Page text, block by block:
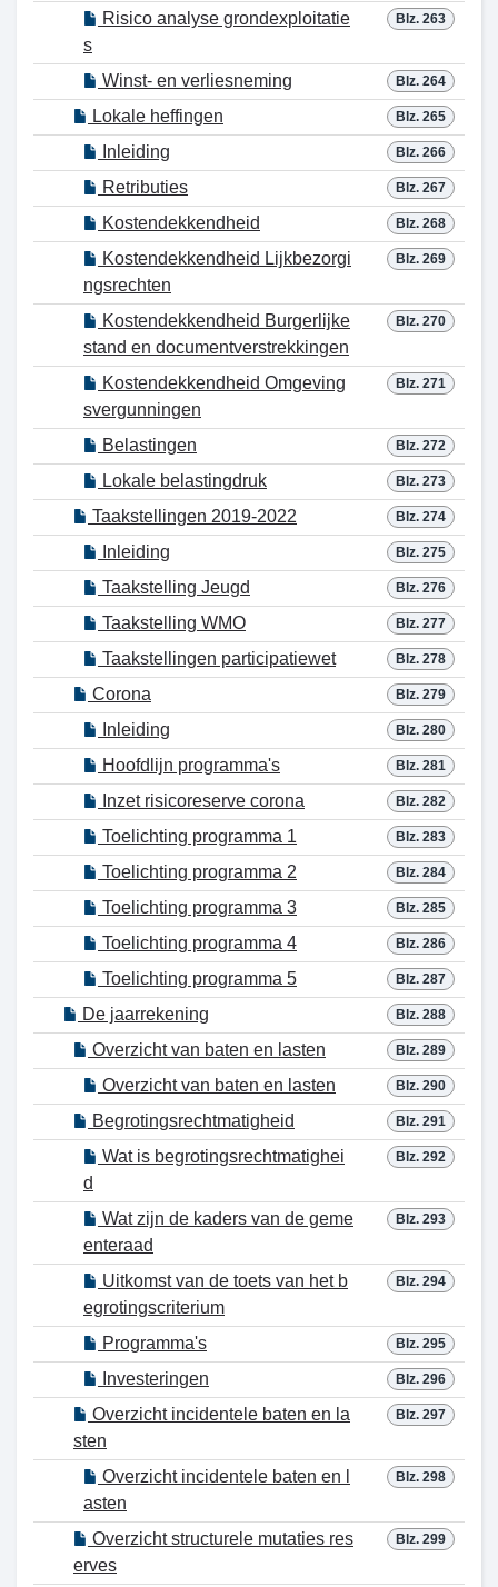
Blz. 263
Risico analyse grondexploitatie
s
Blz. 264
Winst- en verliesneming
Blz. 265
Lokale heffingen
Blz. 266
Inleiding
Blz. 267
Retributies
Blz. 268
Kostendekkendheid
Blz. 269
Kostendekkendheid Lijkbezorgi
ngsrechten
Blz. 270
Kostendekkendheid Burgerlijke
stand en documentverstrekkingen
Blz. 271
Kostendekkendheid Omgeving
svergunningen
Blz. 272
Belastingen
Blz. 273
Lokale belastingdruk
Blz. 274
Taakstellingen 2019-2022
Blz. 275
Inleiding
Blz. 276
Taakstelling Jeugd
Blz. 277
Taakstelling WMO
Blz. 278
Taakstellingen participatiewet
Blz. 279
Corona
Blz. 280
Inleiding
Blz. 281
Hoofdlijn programma's
Blz. 282
Inzet risicoreserve corona
Blz. 283
Toelichting programma 1
Blz. 284
Toelichting programma 2
Blz. 285
Toelichting programma 3
Blz. 286
Toelichting programma 4
Blz. 287
Toelichting programma 5
Blz. 288
De jaarrekening
Blz. 289
Overzicht van baten en lasten
Blz. 290
Overzicht van baten en lasten
Blz. 291
Begrotingsrechtmatigheid
Blz. 292
Wat is begrotingsrechtmatighei
d
Blz. 293
Wat zijn de kaders van de geme
enteraad
Blz. 294
Uitkomst van de toets van het b
egrotingscriterium
Blz. 295
Programma's
Blz. 296
Investeringen
Blz. 297
Overzicht incidentele baten en la
sten
Blz. 298
Overzicht incidentele baten en l
asten
Blz. 299
Overzicht structurele mutaties res
erves